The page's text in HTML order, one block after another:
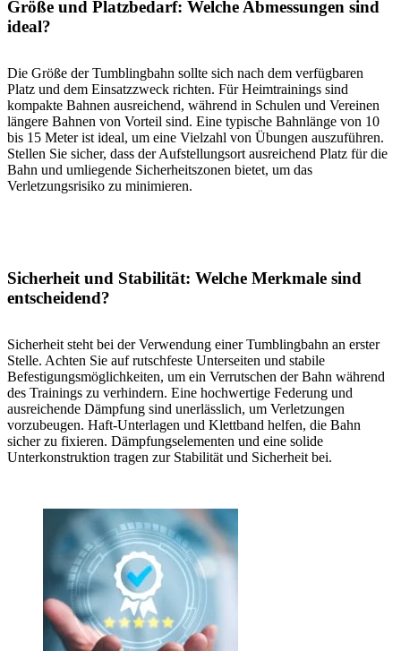
Größe und Platzbedarf: Welche Abmessungen sind
ideal?
Die Größe der Tumblingbahn sollte sich nach dem verfügbaren
Platz und dem Einsatzzweck richten. Für Heimtrainings sind
kompakte Bahnen ausreichend, während in Schulen und Vereinen
längere Bahnen von Vorteil sind. Eine typische Bahnlänge von 10
bis 15 Meter ist ideal, um eine Vielzahl von Übungen auszuführen.
Stellen Sie sicher, dass der Aufstellungsort ausreichend Platz für die
Bahn und umliegende Sicherheitszonen bietet, um das
Verletzungsrisiko zu minimieren.
Sicherheit und Stabilität: Welche Merkmale sind
entscheidend?
Sicherheit steht bei der Verwendung einer Tumblingbahn an erster
Stelle. Achten Sie auf rutschfeste Unterseiten und stabile
Befestigungsmöglichkeiten, um ein Verrutschen der Bahn während
des Trainings zu verhindern. Eine hochwertige Federung und
ausreichende Dämpfung sind unerlässlich, um Verletzungen
vorzubeugen. Haft-Unterlagen und Klettband helfen, die Bahn
sicher zu fixieren. Dämpfungselementen und eine solide
Unterkonstruktion tragen zur Stabilität und Sicherheit bei.